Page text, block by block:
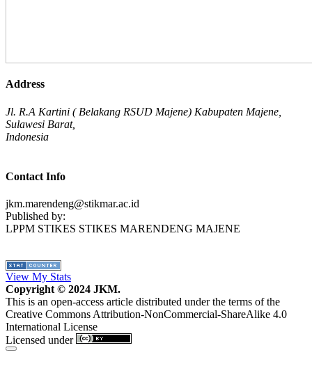
Address
Jl. R.A Kartini ( Belakang RSUD Majene) Kabupaten Majene,
Sulawesi Barat,
Indonesia
Contact Info
jkm.marendeng@stikmar.ac.id
Published by:
LPPM STIKES STIKES MARENDENG MAJENE
View My Stats
Copyright © 2024 JKM.
This is an open-access article distributed under the terms of the
Creative Commons Attribution-NonCommercial-ShareAlike 4.0
International License
Licensed under